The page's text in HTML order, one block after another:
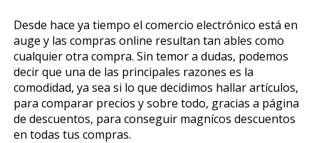
Desde hace ya tiempo el comercio electrónico está en
auge y las compras online resultan tan fiables como
cualquier otra compra. Sin temor a dudas, podemos
decir que una de las principales razones es la
comodidad, ya sea si lo que decidimos hallar artículos,
para comparar precios y sobre todo, gracias a página
de descuentos, para conseguir magníficos descuentos
en todas tus compras.